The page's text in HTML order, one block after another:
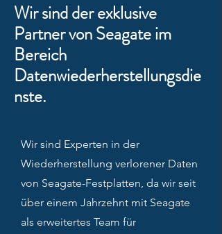
Wir sind der exklusive
Partner von Seagate im
Bereich
Datenwiederherstellungsdie
nste.
Wir sind Experten in der
Wiederherstellung verlorener Daten
von Seagate-Festplatten, da wir seit
über einem Jahrzehnt mit Seagate
als erweitertes Team für